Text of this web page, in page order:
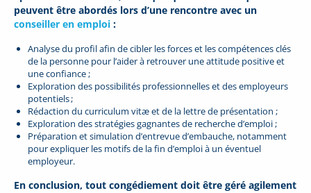
peuvent être abordés lors d’une rencontre avec un
conseiller en emploi :
Analyse du profil afin de cibler les forces et les compétences clés
de la personne pour l’aider à retrouver une attitude positive et
une confiance ;
Exploration des possibilités professionnelles et des employeurs
potentiels ;
Rédaction du curriculum vitæ et de la lettre de présentation ;
Exploration des stratégies gagnantes de recherche d’emploi ;
Préparation et simulation d’entrevue d’embauche, notamment
pour expliquer les motifs de la fin d’emploi à un éventuel
employeur.
En conclusion, tout congédiement doit être géré agilement